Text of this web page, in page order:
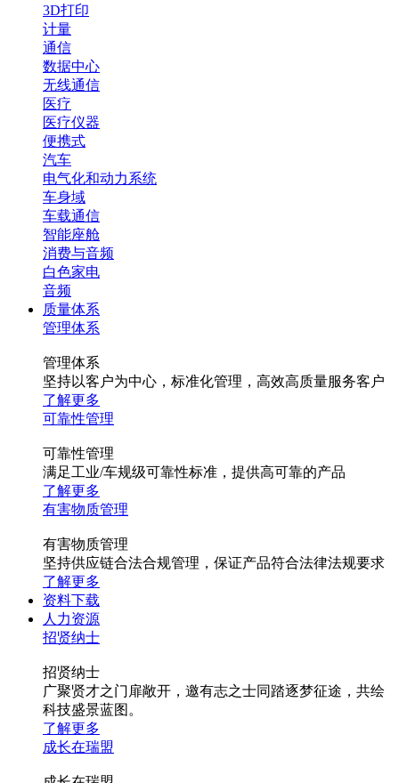
3D打印
计量
通信
数据中心
无线通信
医疗
医疗仪器
便携式
汽车
电气化和动力系统
车身域
车载通信
智能座舱
消费与音频
白色家电
音频
质量体系
管理体系
管理体系
坚持以客户为中心，标准化管理，高效高质量服务客户
了解更多
可靠性管理
可靠性管理
满足工业/车规级可靠性标准，提供高可靠的产品
了解更多
有害物质管理
有害物质管理
坚持供应链合法合规管理，保证产品符合法律法规要求
了解更多
资料下载
人力资源
招贤纳士
招贤纳士
广聚贤才之门扉敞开，邀有志之士同踏逐梦征途，共绘
科技盛景蓝图。
了解更多
成长在瑞盟